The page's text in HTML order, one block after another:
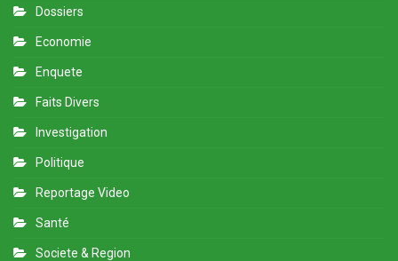
Dossiers
Economie
Enquete
Faits Divers
Investigation
Politique
Reportage Video
Santé
Societe & Region